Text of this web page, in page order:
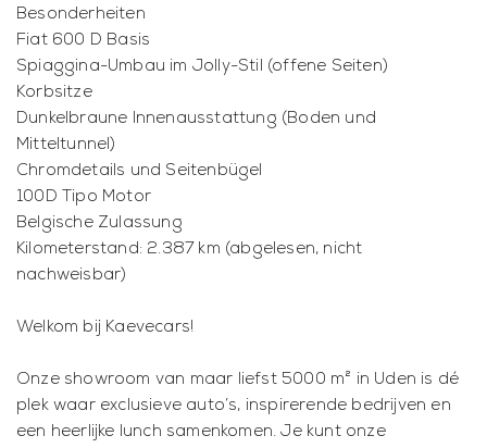
Besonderheiten
Fiat 600 D Basis
Spiaggina-Umbau im Jolly-Stil (offene Seiten)
Korbsitze
Dunkelbraune Innenausstattung (Boden und
Mitteltunnel)
Chromdetails und Seitenbügel
100D Tipo Motor
Belgische Zulassung
Kilometerstand: 2.387 km (abgelesen, nicht
nachweisbar)
Welkom bij Kaevecars!
Onze showroom van maar liefst 5000 m² in Uden is dé
plek waar exclusieve auto’s, inspirerende bedrijven en
een heerlijke lunch samenkomen. Je kunt onze